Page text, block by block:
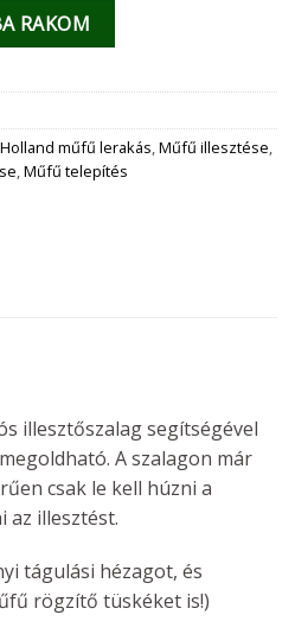
mennyiség
RAKOM
Holland műfű lerakás,Műfű illesztése,
,Műfű telepítés
illesztőszalag segítségével
A szalagon már
csak le kell húzni a
az illesztést.
tágulási hézagot, és
rögzítő tüskéket is!)